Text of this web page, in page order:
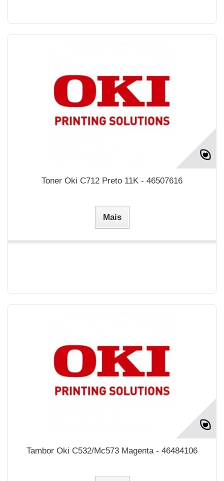
Toner Oki C712 Preto 11K - 46507616
Mais
Tambor Oki C532/Mc573 Magenta - 46484106